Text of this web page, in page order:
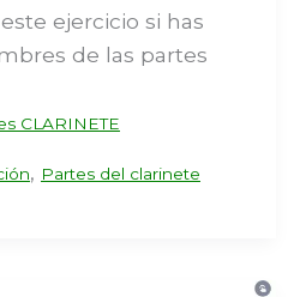
ejercicio si has
de las partes
CLARINETE
, Partes del clarinete